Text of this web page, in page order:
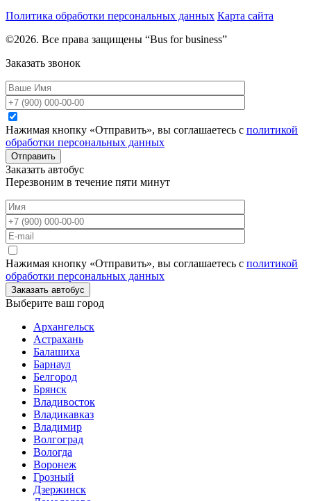
Политика обработки персональных данных Карта сайта
©2026. Все права защищены “Bus for business”
Заказать звонок
Нажимая кнопку «Отправить», вы соглашаетесь с политикой
обработки персональных данных
Отправить
Заказать автобус
Перезвоним в течение пяти минут
Нажимая кнопку «Отправить», вы соглашаетесь с политикой
обработки персональных данных
Заказать автобус
Выберите ваш город
Архангельск
Астрахань
Балашиха
Барнаул
Белгород
Брянск
Владивосток
Владикавказ
Владимир
Волгоград
Вологда
Воронеж
Грозный
Дзержинск